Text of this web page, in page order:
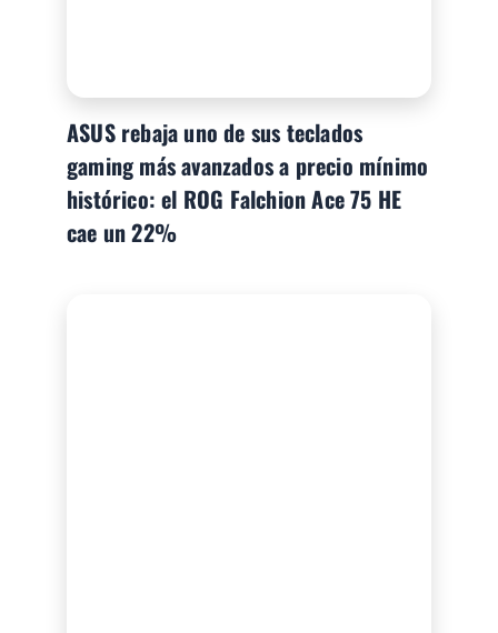
ASUS rebaja uno de sus teclados
gaming más avanzados a precio mínimo
histórico: el ROG Falchion Ace 75 HE
cae un 22%